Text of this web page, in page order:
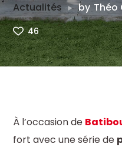
Actualités by Théo
46
À l’occasion de
fort avec une série de